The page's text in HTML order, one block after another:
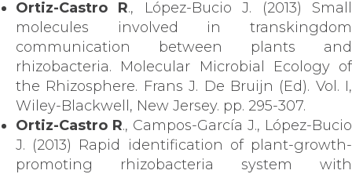
Ortiz-Castro R., López-Bucio J. (2013) Small
molecules involved in transkingdom
communication between plants and
rhizobacteria. Molecular Microbial Ecology of
the Rhizosphere. Frans J. De Bruijn (Ed). Vol. I,
Wiley-Blackwell, New Jersey. pp. 295-307.
Ortiz-Castro R., Campos-García J., López-Bucio
J. (2013) Rapid identification of plant-growth-
promoting rhizobacteria system with